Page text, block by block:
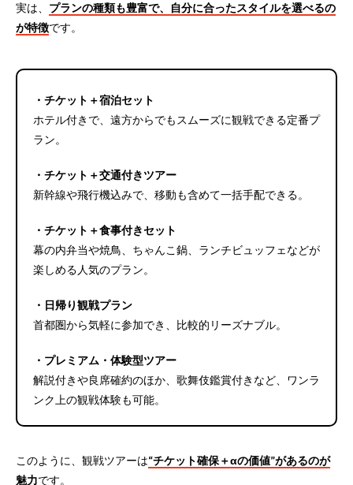
実は、 プランの種類も豊富で、自分に合ったスタイルを選べるの
が特徴です。
・チケット＋宿泊セット
ホテル付きで、遠方からでもスムーズに観戦できる定番プ
ラン。
・チケット＋交通付きツアー
新幹線や飛行機込みで、移動も含めて一括手配できる。
・チケット＋食事付きセット
幕の内弁当や焼鳥、ちゃんこ鍋、ランチビュッフェなどが
楽しめる人気のプラン。
・日帰り観戦プラン
首都圏から気軽に参加でき、比較的リーズナブル。
・プレミアム・体験型ツアー
解説付きや良席確約のほか、歌舞伎鑑賞付きなど、ワンラ
ンク上の観戦体験も可能。
このように、観戦ツアーは“チケット確保＋αの価値”があるのが
魅力です。